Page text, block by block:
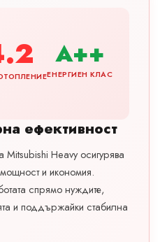
A++
ЕНЕРГИЕН КЛАС
ефективност
Mitsubishi Heavy осигурява
и икономия.
спрямо нуждите,
и поддържайки стабилна